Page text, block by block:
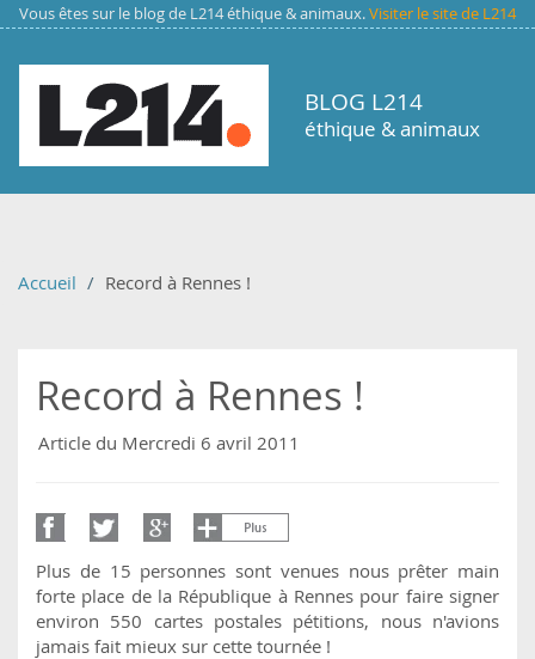
Aller au contenu principal
Vous êtes sur le blog de L214 éthique & animaux.Visiter le site de L214
BLOG L214
éthique & animaux
Accueil Record à Rennes !
Record à Rennes !
Article du Mercredi 6 avril 2011
Plus de 15 personnes sont venues nous prêter main
forte place de la République à Rennes pour faire signer
environ 550 cartes postales pétitions, nous n'avions
jamais fait mieux sur cette tournée !